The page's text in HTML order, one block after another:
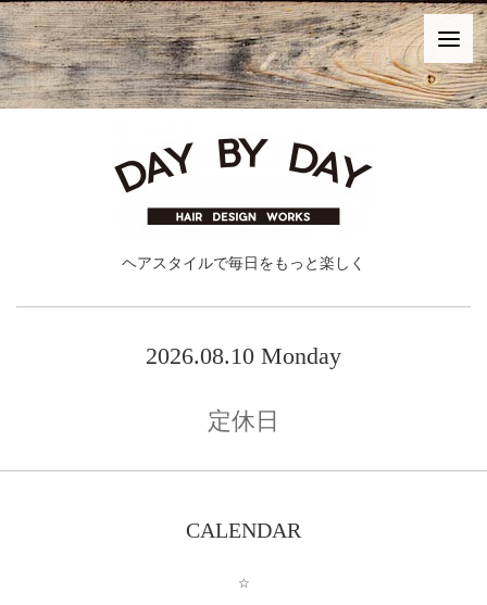
ヘアスタイルで毎日をもっと楽しく
2026.08.10 Monday
定休日
CALENDAR
☆